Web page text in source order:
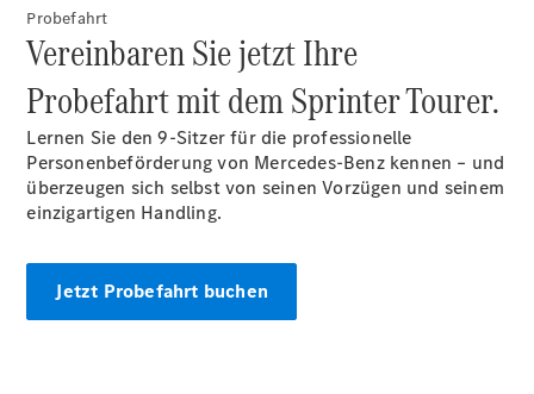
Benz Store
V-Klasse
V-Klasse
Mercedes-
Benz Store
Probefahrt
Vereinbaren Sie jetzt Ihre
Probefahrt mit dem Sprinter Tourer.
Lernen Sie den 9-Sitzer für die professionelle
Personenbeförderung von Mercedes-Benz kennen – und
überzeugen sich selbst von seinen Vorzügen und seinem
einzigartigen Handling.
Jetzt Probefahrt buchen